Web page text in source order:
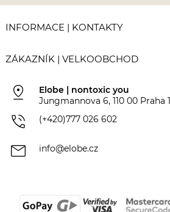
INFORMACE | KONTAKTY
ZÁKAZNÍK | VELKOOBCHOD
pin_drop
Elobe | nontoxic you
Jungmannova 6, 110 00 Praha 1
phone_in_talk (+420)777 026 602
mail info@elobe.cz